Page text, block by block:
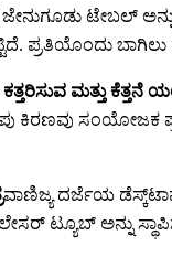
ಟೇಬಲ್ ಅನ್ನು
ಪ್ರತಿಯೊಂದು ಬಾಗಿಲು
ಮತ್ತು ಕೆತ್ತನೆ
ಕಿರಣವು ಸಂಯೋಜಕ
ವಾಣಿಜ್ಯ ದರ್ಜೆಯ ಡೆಸ್ಕ್‌ಟಾಪ್
ಲೇಸರ್ ಟ್ಯೂಬ್ ಅನ್ನು